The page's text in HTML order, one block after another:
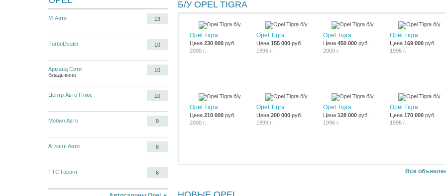
М-Авто 13
TurboDealer 10
Арманд Сити
Владыкино
10
Центр Авто Плюс 10
Мобил Авто 9
Атлант-Авто 8
ТТС Гарант 6
Б/У OPEL TIGRA
Opel Tigra
Цена230 000 руб.
2000 г.
Opel Tigra
Цена155 000 руб.
1996 г.
Opel Tigra
Цена 450 000руб.
2009 г.
Opel Tigra
Цена 169 000руб.
1996 г.
Opel Tigra
Цена210 000 руб.
2000 г.
Opel Tigra
Цена200 000 руб.
1999 г.
Opel Tigra
Цена 128 000руб.
1996 г.
Opel Tigra
Цена 170 000руб.
1996 г.
Все